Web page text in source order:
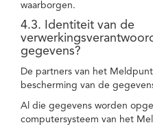
waarborgen.
4.3. Identiteit van de
gegevens?
De partners van het
bescherming van de
Al die gegevens worden
computersysteem van het